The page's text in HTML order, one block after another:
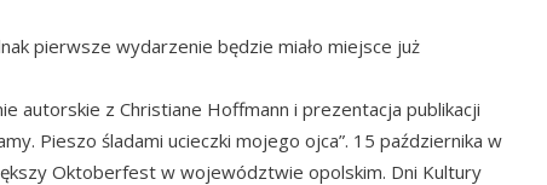
pierwsze wydarzenie będzie miało miejsce już
autorskie z Christiane Hoffmann i prezentacja publikacji
Pieszo śladami ucieczki mojego ojca”. 15 października w
Oktoberfest w województwie opolskim. Dni Kultury